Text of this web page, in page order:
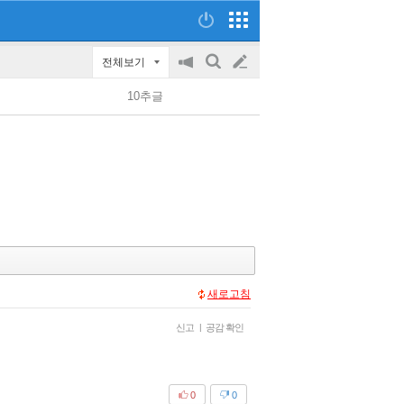
전체보기
공
on/off
검
글
쓰
10추글
새로고침
신고 | 공감 확인
0
0